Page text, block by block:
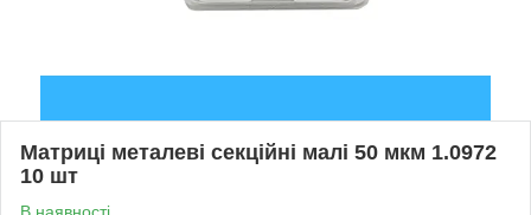
Матриці металеві секційні малі 50 мкм 1.0972
10 шт
В наявності